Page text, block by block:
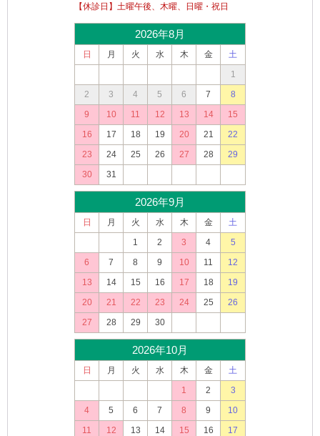
【休診日】土曜午後、木曜、日曜・祝日
2026年8月
日 月 火 水 木 金
土
1
2
3 4 5 6 7
8
9
10 11 12 13 14
15
16
17 18 19 20 21
22
23
24 25 26 27 28
29
30
31
2026年9月
日 月 火 水 木 金
土
1
2 3 4
5
6
7 8 9 10 11
12
13
14 15 16 17 18
19
20
21 22 23 24 25
26
27
28 29 30
2026年10月
日 月 火 水 木 金
土
1
2
3
4
5 6 7 8 9
10
11
12 13 14 15 16
17